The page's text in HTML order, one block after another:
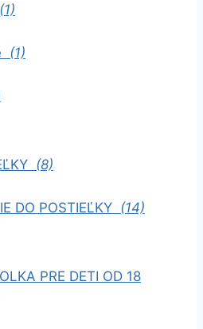
(1)
(1)
(8)
DO POSTIEĽKY (14)
PRE DETI OD 18